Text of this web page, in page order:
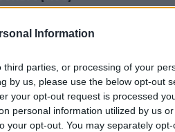
Information
parties, or processing of your
by us, please use the below opt-out
your opt-out request is processed
personal information utilized by us
your opt-out. You may separately
στο νέο
από Κυριακή
του Βασίλη
το έντονο